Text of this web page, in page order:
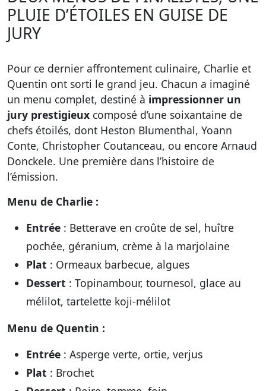
PLUIE D’ÉTOILES EN GUISE DE
JURY
Pour ce dernier affrontement culinaire, Charlie et
Quentin ont sorti le grand jeu. Chacun a imaginé
un menu complet, destiné à impressionner un
jury prestigieux composé d’une soixantaine de
chefs étoilés, dont Heston Blumenthal, Yoann
Conte, Christopher Coutanceau, ou encore Arnaud
Donckele. Une première dans l’histoire de
l’émission.
Menu de Charlie :
Entrée : Betterave en croûte de sel, huître
pochée, géranium, crème à la marjolaine
Plat : Ormeaux barbecue, algues
Dessert : Topinambour, tournesol, glace au
mélilot, tartelette koji-mélilot
Menu de Quentin :
Entrée : Asperge verte, ortie, verjus
Plat : Brochet